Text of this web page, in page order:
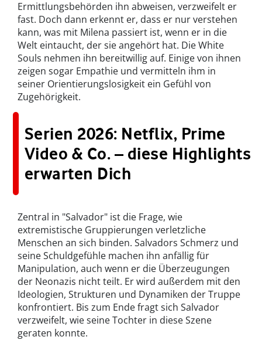
Ermittlungsbehörden ihn abweisen, verzweifelt er
fast. Doch dann erkennt er, dass er nur verstehen
kann, was mit Milena passiert ist, wenn er in die
Welt eintaucht, der sie angehört hat. Die White
Souls nehmen ihn bereitwillig auf. Einige von ihnen
zeigen sogar Empathie und vermitteln ihm in
seiner Orientierungslosigkeit ein Gefühl von
Zugehörigkeit.
Serien 2026: Netflix, Prime
Video & Co. – diese Highlights
erwarten Dich
Zentral in "Salvador" ist die Frage, wie
extremistische Gruppierungen verletzliche
Menschen an sich binden. Salvadors Schmerz und
seine Schuldgefühle machen ihn anfällig für
Manipulation, auch wenn er die Überzeugungen
der Neonazis nicht teilt. Er wird außerdem mit den
Ideologien, Strukturen und Dynamiken der Truppe
konfrontiert. Bis zum Ende fragt sich Salvador
verzweifelt, wie seine Tochter in diese Szene
geraten konnte.